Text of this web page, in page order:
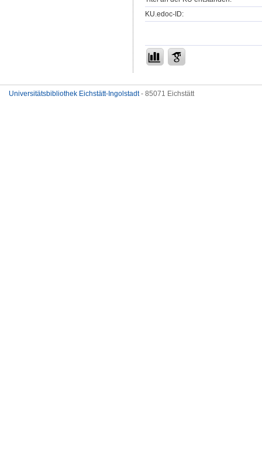
KU.edoc-ID:
Universitätsbibliothek Eichstätt-Ingolstadt- 85071 Eichstätt